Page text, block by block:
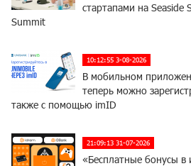
стартапами на Seaside
Summit
10:12:55 3-08-2026
В мобильном
теперь можно
также с помощью imID
21:09:13 31-07-2026
«Бесплатные бонусы в